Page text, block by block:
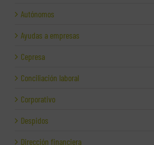
Autónomos
Ayudas a empresas
Cepresa
Conciliación laboral
Corporativo
Despidos
Dirección financiera